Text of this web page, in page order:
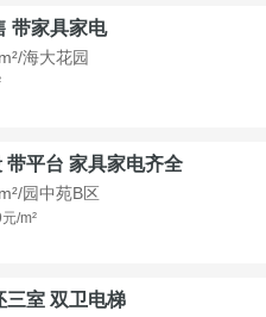
带家具家电
海大花园
带平台 家具家电齐全
园中苑B区
/m²
三室 双卫电梯